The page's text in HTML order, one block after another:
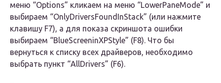
меню “Options” кликаем на меню “LowerPaneMode” и
выбираем “OnlyDriversFoundInStack” (или нажмите
клавишу F7), а для показа скриншота ошибки
выбираем “BlueScreeninXPStyle” (F8). Что бы
вернуться к списку всех драйверов, необходимо
выбрать пункт “AllDrivers” (F6).